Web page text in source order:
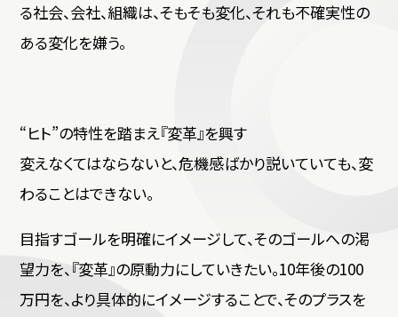
る社会、会社、組織は、そもそも変化、それも不確実性の
ある変化を嫌う。
“ヒト”の特性を踏まえ『変革』を興す
変えなくてはならないと、危機感ばかり説いていても、変
わることはできない。
目指すゴールを明確にイメージして、そのゴールへの渇
望力を、『変革』の原動力にしていきたい。10年後の100
万円を、より具体的にイメージすることで、そのプラスを